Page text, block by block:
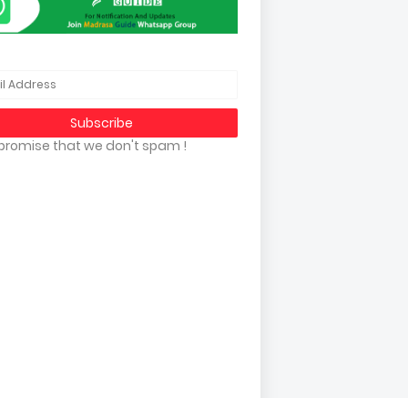
that we don't spam !